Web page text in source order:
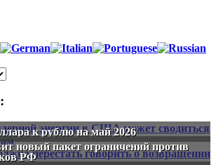
к рублю на май 2026
новый пакет ограничений против
РФ